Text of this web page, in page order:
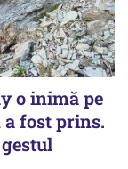
o inimă pe
a fost prins.